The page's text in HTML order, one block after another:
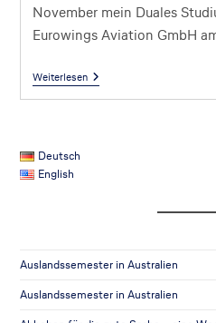
November mein Duales
Eurowings Aviation GmbH
Weiterlesen
Deutsch
English
Auslandssemester in Australien
Auslandssemester in Australien